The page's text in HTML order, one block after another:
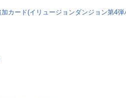
カード(イリュージョンダンジョン第4弾